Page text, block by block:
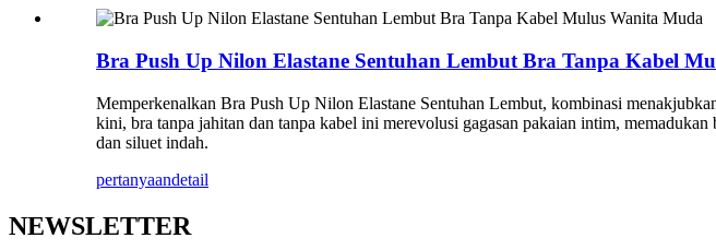
Bra Push Up Nilon Elastane Sentuhan Lembut Bra Tanpa Kabel
Memperkenalkan Bra Push Up Nilon Elastane Sentuhan Lembut, kombinasi
kini, bra tanpa jahitan dan tanpa kabel ini merevolusi gagasan pakaian intim,
dan siluet indah.
pertanyaandetail
NEWSLETTER